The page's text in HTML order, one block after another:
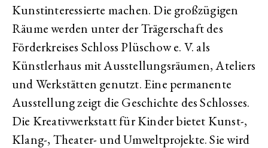
Kunstinteressierte machen. Die großzügigen
Räume werden unter der Trägerschaft des
Förderkreises Schloss Plüschow e. V. als
Künstlerhaus mit Ausstellungsräumen, Ateliers
und Werkstätten genutzt. Eine permanente
Ausstellung zeigt die Geschichte des Schlosses.
Die Kreativwerkstatt für Kinder bietet Kunst-,
Klang-, Theater- und Umweltprojekte. Sie wird